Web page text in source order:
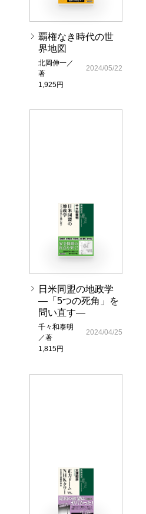
覇権なき時代の世
界地図
北岡伸一／
著
1,925円
2024/05/22
日米同盟の地政学
―「5つの死角」を
問い直す―
千々和泰明
／著
1,815円
2024/04/25